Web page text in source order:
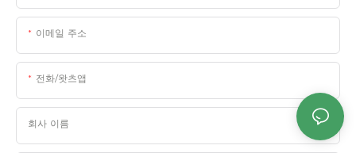
이메일 주소
전화/왓츠앱
회사 이름